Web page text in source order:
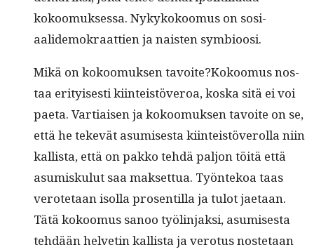
kokoomuk­ses­sa. Nykykokoomus on sosi­
aalidemokraat­tien ja nais­ten symbioosi.
Mikä on kokoomuk­sen tavoite?Kokoomus nos­
taa eri­tyis­es­ti kiin­teistöveroa, kos­ka sitä ei voi
pae­ta. Var­ti­aisen ja kokoomuk­sen tavoite on se,
että he tekevät asumis­es­ta kiin­teistöverol­la niin
kallista, että on pakko tehdä paljon töitä että
asumisku­lut saa mak­set­tua. Työn­tekoa taas
verote­taan isol­la pros­en­til­la ja tulot jae­taan.
Tätä kokoomus sanoo työlin­jak­si, asumis­es­ta
tehdään hel­vetin kallista ja vero­tus nos­te­taan